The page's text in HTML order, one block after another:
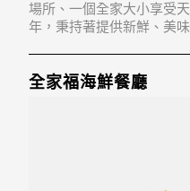
場所、一個全家大小享受
年，秉持著提供新鮮、美
全家福海鮮餐廳